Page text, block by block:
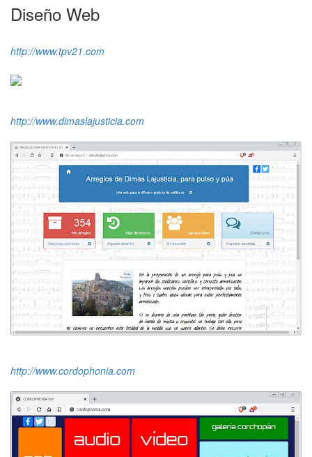
Diseño Web
http://www.tpv21.com
http://www.dimaslajusticia.com
http://www.cordophonia.com